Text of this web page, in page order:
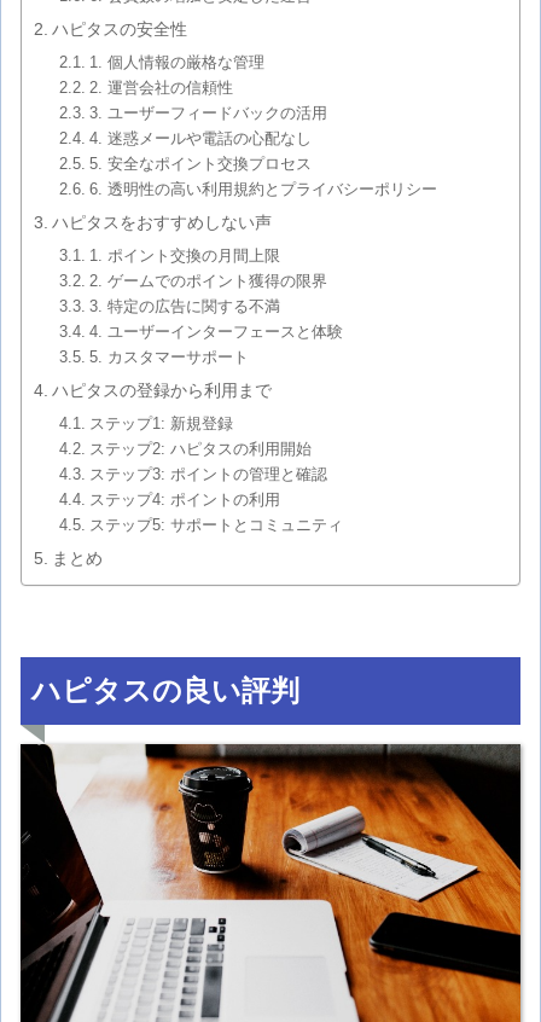
ハピタスの安全性
1. 個人情報の厳格な管理
2. 運営会社の信頼性
3. ユーザーフィードバックの活用
4. 迷惑メールや電話の心配なし
5. 安全なポイント交換プロセス
6. 透明性の高い利用規約とプライバシーポリシー
ハピタスをおすすめしない声
1. ポイント交換の月間上限
2. ゲームでのポイント獲得の限界
3. 特定の広告に関する不満
4. ユーザーインターフェースと体験
5. カスタマーサポート
ハピタスの登録から利用まで
ステップ1: 新規登録
ステップ2: ハピタスの利用開始
ステップ3: ポイントの管理と確認
ステップ4: ポイントの利用
ステップ5: サポートとコミュニティ
まとめ
ハピタスの良い評判